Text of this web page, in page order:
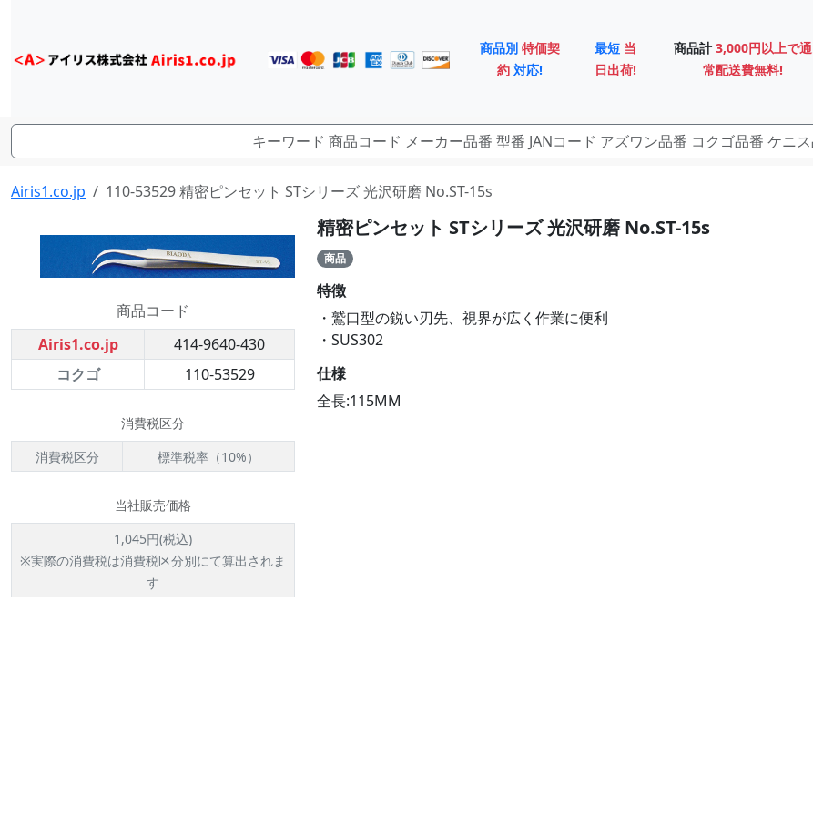
商品別 特価契
約 対応!
最短 当
日出荷!
商品計 3,000円以上で通
常配送費無料!
Airis1.co.jp 110-53529 精密ピンセット STシリーズ 光沢研磨 No.ST-15s
商品コード
Airis1.co.jp
414-9640-430
コクゴ
110-53529
消費税区分
消費税区分
標準税率（10%）
当社販売価格
1,045円(税込)
※実際の消費税は消費税区分別にて算出されま
す
精密ピンセット STシリーズ 光沢研磨 No.ST-15s
商品
特徴
・鷲口型の鋭い刃先、視界が広く作業に便利
・SUS302
仕様
全長:115MM